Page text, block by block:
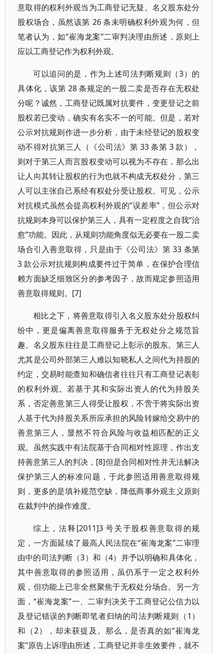
意取得的权利外观当为工商登记无疑。名义股东处分
股权场合，虽然该第 26 条未明确权利外观为何，但
笔者认为，如“崔海龙案”二审判决理由所述，原则上
应以工商登记作为权利外观。
可以追问的是，作为上述司法判断规则（3）的
具体化，该第 28 条规定的一股二卖是否存在无权处
分呢？诚然，工商登记既属对抗要件，变更登记之前
股权若已变动，确实有名实不一的可能。但是，若对
公示对抗规则作进一步分析，由于未经登记的股权变
动不得对抗第三人（《公司法》第 33 条第 3 款），
则对于第三人而言股权变动可以视为不存在，那么出
让人向其转让股权的行为也就不构成无权处分，第三
人可以主张自己系经有权处分受让股权。可见，公示
对抗模式虽然会提高权利外观的“误差率”，但公示对
抗规则本身可以保护第三人，具有一定程度之自我“治
愈”功能。因此，从规则功能角度似无必要在一股二卖
场合引入善意取得，只是由于《公司法》第 33 条第
3 款公示对抗规则构成要件过于简单，在保护合理信
赖方面缺乏细致区分的参考因子，故而规定参照适用
善意取得规则。[7]
相比之下，将善意取得引入名义股东处分股权纠
纷中，更是偏离善意取得服务于无权处分之规范旨
趣。名义股东往往是工商登记上彰示的股东。第三人
尤其是公司外部第三人难以知晓私人之间代为持股的
约定，交易时能查知和确信者往往只有工商登记表彰
的权利外观。若基于其和实际出资人的代为持股关
系，否定善意第三人得受让股权，不啻于将实际出资
人基于代为持股关系所应承担的风险转嫁给交易中的
善意第三人，显然不符合风险与收益相匹配的正义
观。虽然实践中有法院基于合同相对性原理，作出支
持善意第三人的判决，[8]但是合同相对性并无法解决
保护第三人的标准问题，于此参照适用善意取得规
则，更多的是填补规范空缺，降低商事外观主义原则
在裁判中的操作难度。
综上，法释[2011]3 号关于股权善意取得的规
定，一方面延续了最高人民法院在“崔海龙案”二审理
由中的司法判断（3）和（4）并予以明确和具体化，
其中善意取得的参照适用，虽仍系于一定之权利外
观，但功能上已非全然聚焦于无权处分场合。另一方
面，“崔海龙案”一、二审判决关于工商登记公信力以
及登记错误的判断即笔者归纳的司法判断规则（1）
和（2），却未获提及。那么，是否真的如“崔海龙
案”原告上诉理由所述，工商登记并非生效要件，就不